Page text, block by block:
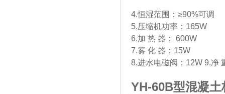
4.恒湿范围：≥90%可调
5.压缩机功率：165W
6.加 热 器： 600W
7.雾 化 器：15W
8.进水电磁阀：12W 9.净
YH-60B型混凝土